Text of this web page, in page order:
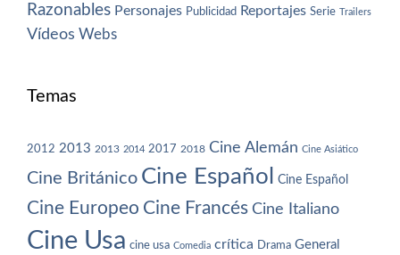
Razonables Personajes Publicidad Reportajes Serie Trailers
Vídeos Webs
Temas
2012 2013 2013 2014 2017 2018 Cine Alemán Cine Asiático
Cine Británico Cine Español Cine Español
Cine Europeo Cine Francés Cine Italiano
Cine Usa cine usa Comedia crítica Drama General